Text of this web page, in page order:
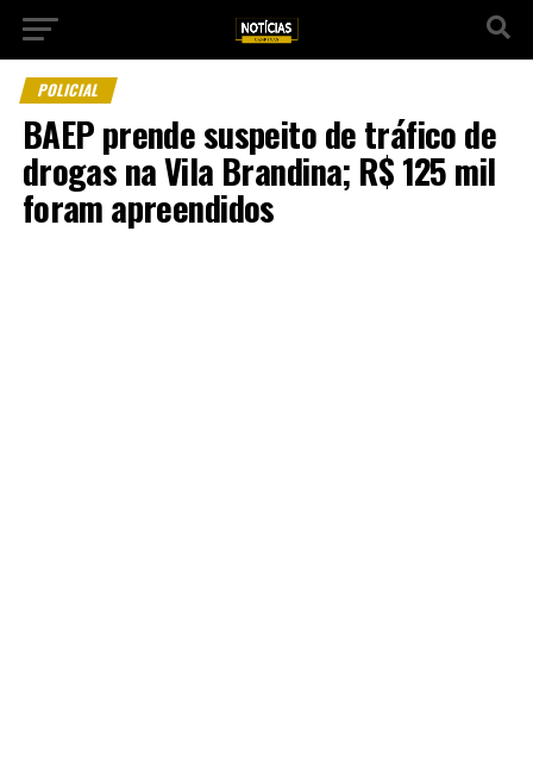
POLICIAL
BAEP prende suspeito de tráfico de
drogas na Vila Brandina; R$ 125 mil
foram apreendidos